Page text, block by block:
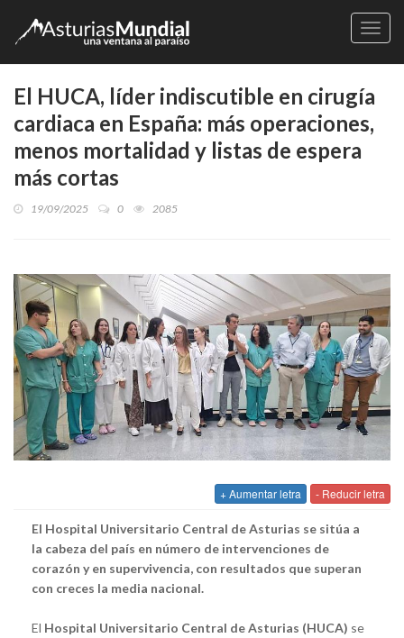
El HUCA, líder indiscutible en cirugía
cardiaca en España: más operaciones,
menos mortalidad y listas de espera
más cortas
19/09/2025 0 2085
+ Aumentar letra - Reducir letra
El Hospital Universitario Central de Asturias se sitúa a
la cabeza del país en número de intervenciones de
corazón y en supervivencia, con resultados que superan
con creces la media nacional.
El Hospital Universitario Central de Asturias (HUCA) se